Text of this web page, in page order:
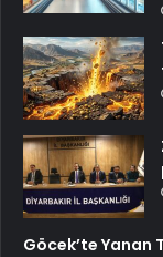
Göcek’te Yanan